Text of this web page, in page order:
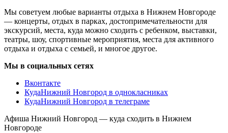
Мы советуем любые варианты отдыха в Нижнем Новгороде
— концерты, отдых в парках, достопримечательности для
экскурсий, места, куда можно сходить с ребенком, выставки,
театры, шоу, спортивные мероприятия, места для активного
отдыха и отдыха с семьей, и многое другое.
Мы в социальных сетях
Вконтакте
КудаНижний Новгород в однокласниках
КудаНижний Новгород в телеграме
Афиша Нижний Новгород — куда сходить в Нижнем
Новгороде